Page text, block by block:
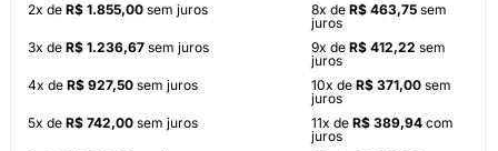
2x de R$ 1.855,00 sem juros
3x de R$ 1.236,67 sem juros
4x de R$ 927,50 sem juros
5x de R$ 742,00 sem juros
8x de R$ 463,75 sem
juros
9x de R$ 412,22 sem
juros
10x de R$ 371,00 sem
juros
11x de R$ 389,94 com
juros